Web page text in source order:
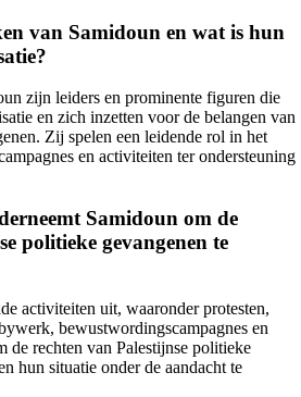
van Samidoun en wat is hun
zijn leiders en prominente figuren die
en zich inzetten voor de belangen van
Zij spelen een leidende rol in het
en activiteiten ter ondersteuning
Samidoun om de
politieke gevangenen te
activiteiten uit, waaronder protesten,
bewustwordingscampagnes en
de rechten van Palestijnse politieke
hun situatie onder de aandacht te